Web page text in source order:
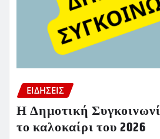
ΕΙΔΗΣΕΙΣ
Η Δημοτική
το καλοκαίρι του 2026